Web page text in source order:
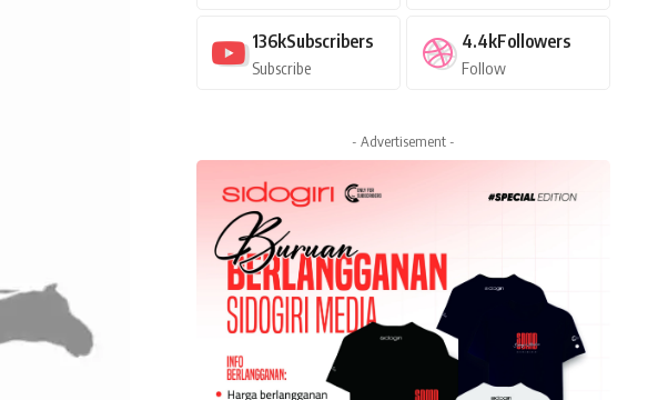
136kSubscribers
Subscribe
4.4kFollowers
Follow
- Advertisement -